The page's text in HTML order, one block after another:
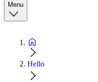
Menu
Hello